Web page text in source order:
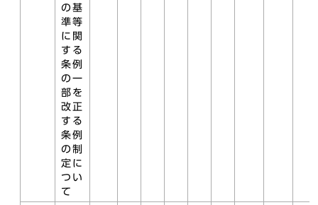
の基
準等
に関
する
条例
の一
部を
改正
する
条例
の制
定に
つい
て